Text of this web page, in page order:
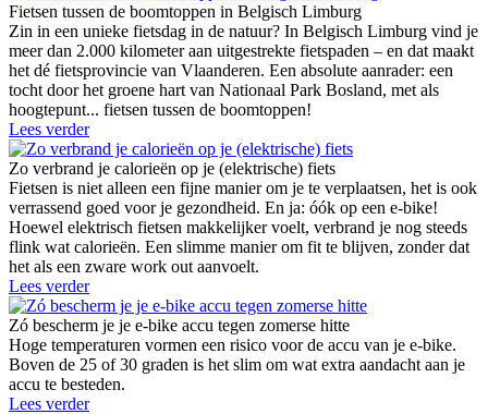
Fietsen tussen de boomtoppen in Belgisch Limburg
Zin in een unieke fietsdag in de natuur? In Belgisch Limburg vind je
meer dan 2.000 kilometer aan uitgestrekte fietspaden – en dat maakt
het dé fietsprovincie van Vlaanderen. Een absolute aanrader: een
tocht door het groene hart van Nationaal Park Bosland, met als
hoogtepunt... fietsen tussen de boomtoppen!
Lees verder
Zo verbrand je calorieën op je (elektrische) fiets
Fietsen is niet alleen een fijne manier om je te verplaatsen, het is ook
verrassend goed voor je gezondheid. En ja: óók op een e-bike!
Hoewel elektrisch fietsen makkelijker voelt, verbrand je nog steeds
flink wat calorieën. Een slimme manier om fit te blijven, zonder dat
het als een zware work out aanvoelt.
Lees verder
Zó bescherm je je e-bike accu tegen zomerse hitte
Hoge temperaturen vormen een risico voor de accu van je e-bike.
Boven de 25 of 30 graden is het slim om wat extra aandacht aan je
accu te besteden.
Lees verder